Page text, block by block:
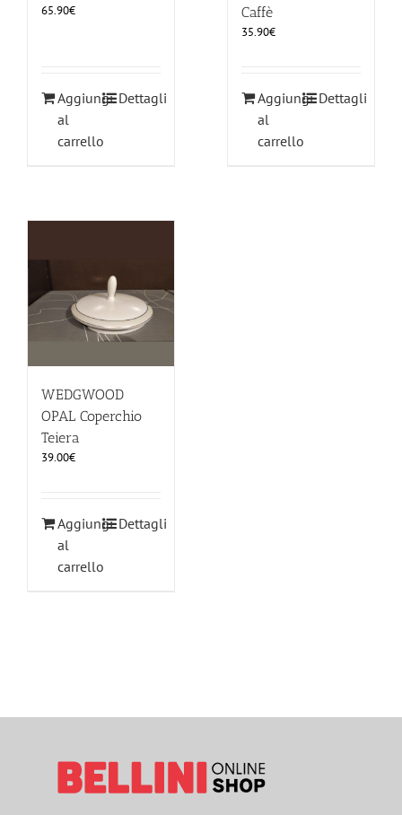
65.90€
Aggiungi
al
carrello
Dettagli
Caffè
35.90€
Aggiungi
al
carrello
Dettagli
WEDGWOOD
OPAL Coperchio
Teiera
39.00€
Aggiungi
al
carrello
Dettagli